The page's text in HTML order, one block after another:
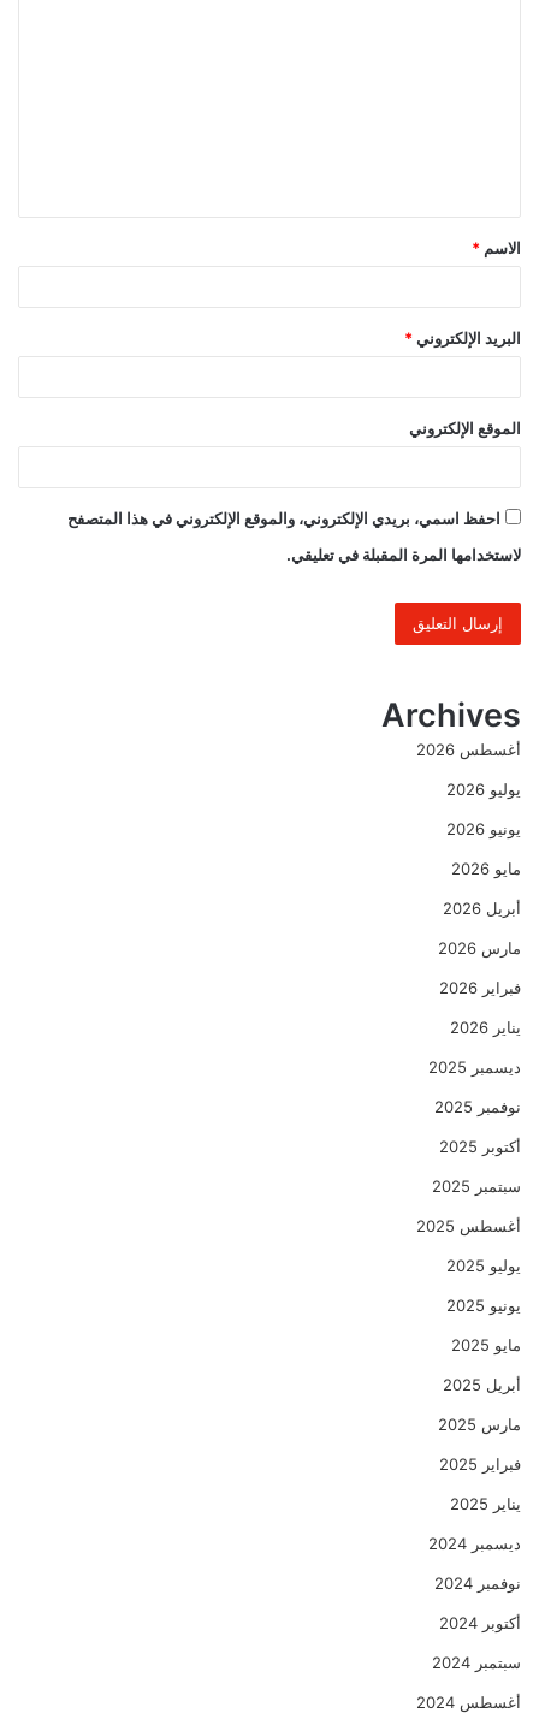
ق
*
الاسم *
البريد الإلكتروني *
الموقع الإلكتروني
احفظ اسمي، بريدي الإلكتروني، والموقع الإلكتروني في هذا المتصفح
لاستخدامها المرة المقبلة في تعليقي.
Archives
أغسطس 2026
يوليو 2026
يونيو 2026
مايو 2026
أبريل 2026
مارس 2026
فبراير 2026
يناير 2026
ديسمبر 2025
نوفمبر 2025
أكتوبر 2025
سبتمبر 2025
أغسطس 2025
يوليو 2025
يونيو 2025
مايو 2025
أبريل 2025
مارس 2025
فبراير 2025
يناير 2025
ديسمبر 2024
نوفمبر 2024
أكتوبر 2024
سبتمبر 2024
أغسطس 2024